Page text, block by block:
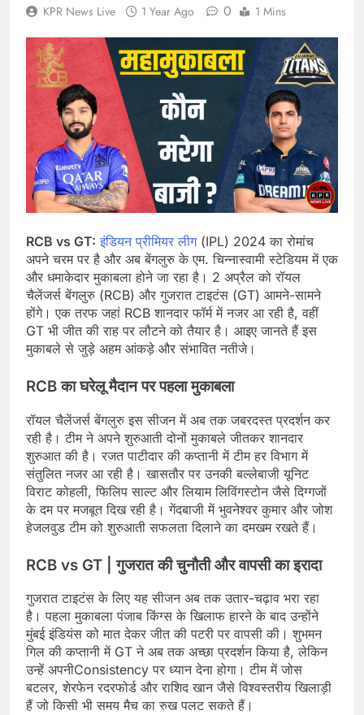
KPR News Live 1 Year Ago 0 1 Mins
RCB vs GT: इंडियन प्रीमियर लीग(IPL) 2024 का रोमांच
अपने चरम पर है और अब बेंगलुरु के एम. चिन्नास्वामी स्टेडियम में एक
और धमाकेदार मुकाबला होने जा रहा है। 2 अप्रैल को रॉयल
चैलेंजर्स बेंगलुरु (RCB) और गुजरात टाइटंस (GT) आमने-सामने
होंगे। एक तरफ जहां RCB शानदार फॉर्म में नजर आ रही है, वहीं
GT भी जीत की राह पर लौटने को तैयार है। आइए जानते हैं इस
मुकाबले से जुड़े अहम आंकड़े और संभावित नतीजे।
RCB का घरेलू मैदान पर पहला मुकाबला
रॉयल चैलेंजर्स बेंगलुरु इस सीजन में अब तक जबरदस्त प्रदर्शन कर
रही है। टीम ने अपने शुरुआती दोनों मुकाबले जीतकर शानदार
शुरुआत की है। रजत पाटीदार की कप्तानी में टीम हर विभाग में
संतुलित नजर आ रही है। खासतौर पर उनकी बल्लेबाजी यूनिट
विराट कोहली, फिलिप साल्ट और लियाम लिविंगस्टोन जैसे दिग्गजों
के दम पर मजबूत दिख रही है। गेंदबाजी में भुवनेश्वर कुमार और जोश
हेजलवुड टीम को शुरुआती सफलता दिलाने का दमखम रखते हैं।
RCB vs GT | गुजरात की चुनौती और वापसी का इरादा
गुजरात टाइटंस के लिए यह सीजन अब तक उतार-चढ़ाव भरा रहा
है। पहला मुकाबला पंजाब किंग्स के खिलाफ हारने के बाद उन्होंने
मुंबई इंडियंस को मात देकर जीत की पटरी पर वापसी की। शुभमन
गिल की कप्तानी में GT ने अब तक अच्छा प्रदर्शन किया है, लेकिन
उन्हें अपनीConsistency पर ध्यान देना होगा। टीम में जोस
बटलर, शेरफेन रदरफोर्ड और राशिद खान जैसे विश्वस्तरीय खिलाड़ी
हैं जो किसी भी समय मैच का रुख पलट सकते हैं।